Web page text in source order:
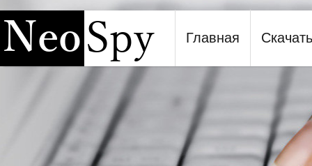
Программа шпион NeoSpy
Главная Скачать